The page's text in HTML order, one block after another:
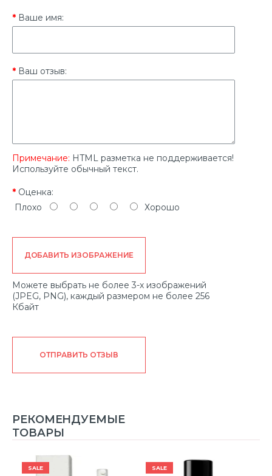
Ваше имя:
Ваш отзыв:
Примечание: HTML разметка не поддерживается!
Используйте обычный текст.
Оценка:
Плохо
Хорошо
ДОБАВИТЬ ИЗОБРАЖЕНИЕ
Можете выбрать не более 3-х изображений
(JPEG, PNG), каждый размером не более 256
Кбайт
ОТПРАВИТЬ ОТЗЫВ
РЕКОМЕНДУЕМЫЕ
ТОВАРЫ
SALE SALE